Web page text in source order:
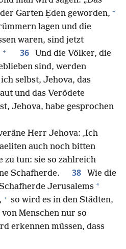
Garten Ẹden geworden, +
lagen und die
waren, sind jetzt
+ 36
Und die Völker, die
sind, werden
selbst, Jehova, das
und das Verödete
Jehova, habe gesprochen
Herr Jehova: ‚Ich
auch noch bitten
zu tun: sie so zahlreich
Schafherde.
38
Wie die
Jerusalems *
+ so wird es in den Städten,
Menschen nur so
erkennen müssen, dass